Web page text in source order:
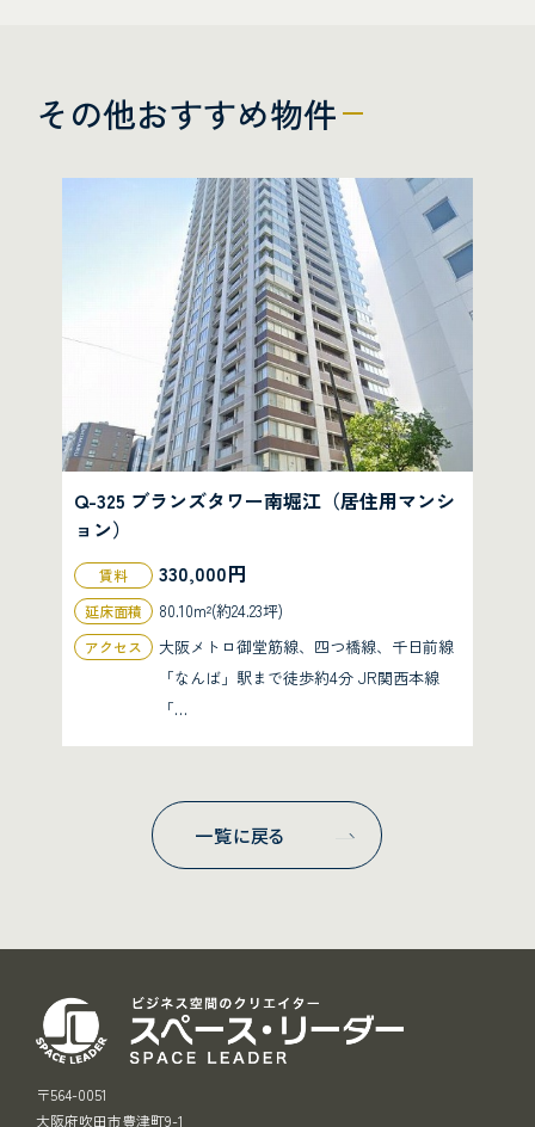
その他おすすめ物件
Q-325 ブランズタワー南堀江（居住用マンシ
ョン）
賃料 330,000円
延床面積 80.10m²(約24.23坪)
アクセス
大阪メトロ御堂筋線、四つ橋線、千日前線
「なんば」駅まで徒歩約4分 JR関西本線
「…
一覧に戻る
〒564-0051
大阪府吹田市豊津町9-1